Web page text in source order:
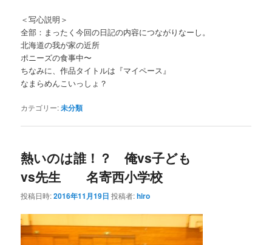
＜写心説明＞
全部：まったく今回の日記の内容につながりなーし。
北海道の我が家の近所
ポニーズの食事中〜
ちなみに、作品タイトルは『マイペース』
なまらめんこいっしょ？
カテゴリー:未分類
熱いのは誰！？ 俺vs子ども
vs先生 名寄西小学校
投稿日時:2016年11月19日 投稿者:hiro